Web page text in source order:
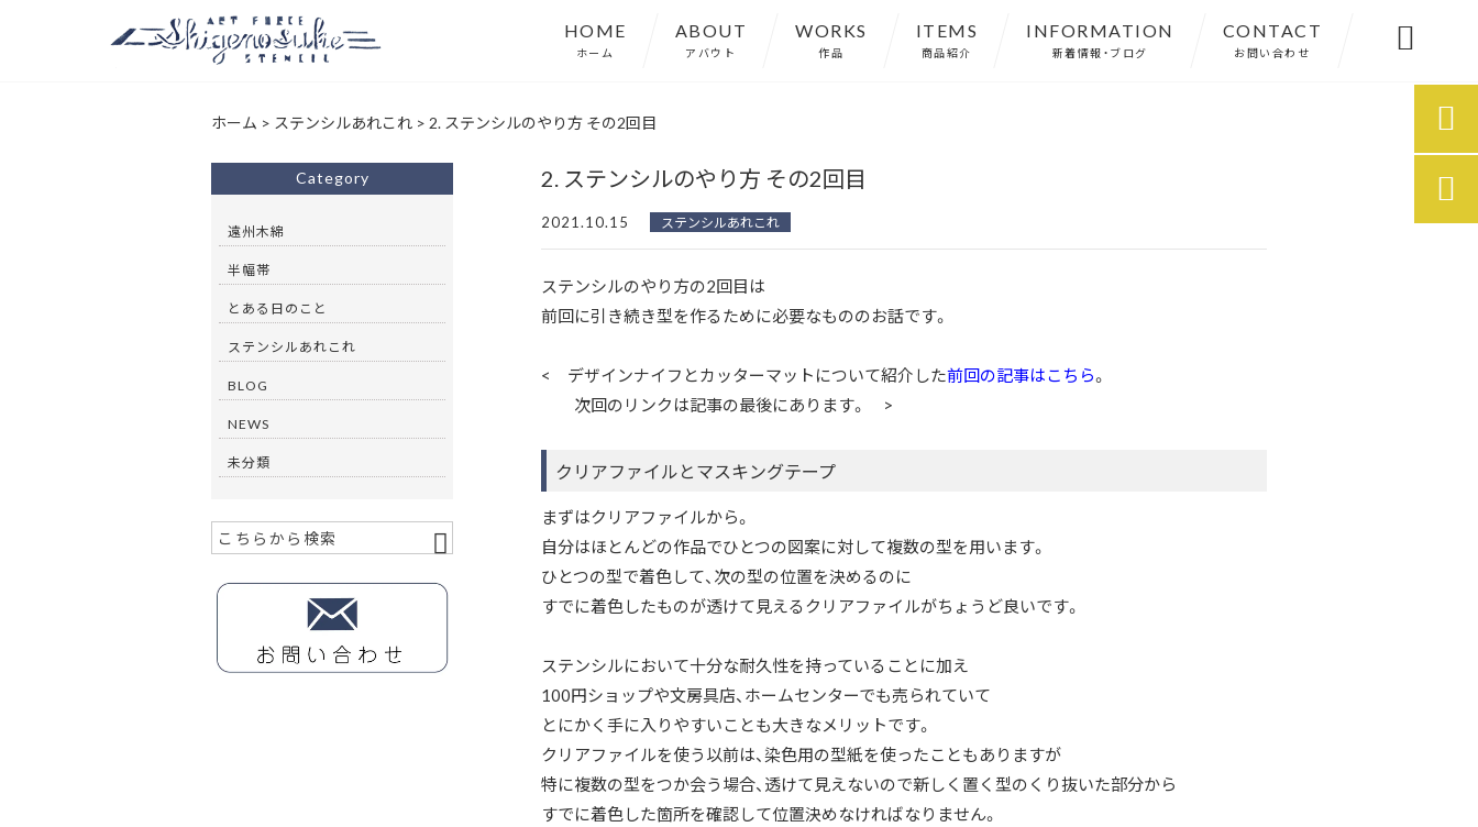
HOME
ホーム
ABOUT
アバウト
WORKS
作品
ITEMS
商品紹介
INFORMATION
新着情報・ブログ
CONTACT
お問い合わせ 
ホーム > ステンシルあれこれ > 2. ステンシルのやり方 その2回目
2. ステンシルのやり方 その2回目
2021.10.15 ステンシルあれこれ
ステンシルのやり方の2回目は
前回に引き続き型を作るために必要なもののお話です。
< デザインナイフとカッターマットについて紹介した前回の記事はこちら。
次回のリンクは記事の最後にあります。 >
クリアファイルとマスキングテープ
まずはクリアファイルから。
自分はほとんどの作品でひとつの図案に対して複数の型を用います。
ひとつの型で着色して、次の型の位置を決めるのに
すでに着色したものが透けて見えるクリアファイルがちょうど良いです。
ステンシルにおいて十分な耐久性を持っていることに加え
100円ショップや文房具店、ホームセンターでも売られていて
とにかく手に入りやすいことも大きなメリットです。
クリアファイルを使う以前は、染色用の型紙を使ったこともありますが
特に複数の型をつか会う場合、透けて見えないので新しく置く型のくり抜いた部分から
すでに着色した箇所を確認して位置決めなければなりません。
Category
遠州木綿
半幅帯
とある日のこと
ステンシルあれこれ
BLOG
NEWS
未分類

